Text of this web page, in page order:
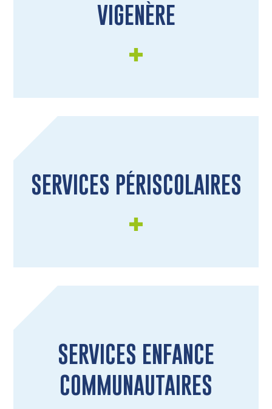
VIGENÈRE
SERVICES PÉRISCOLAIRES
SERVICES ENFANCE
COMMUNAUTAIRES